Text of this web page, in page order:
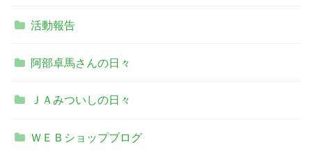
活動報告
阿部卓馬さんの日々
ＪＡみついしの日々
ＷＥＢショップブログ